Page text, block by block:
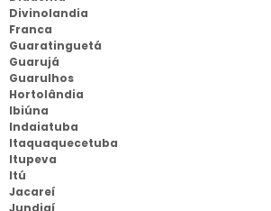
Divinolandia
Franca
Guaratinguetá
Guarujá
Guarulhos
Hortolândia
Ibiúna
Indaiatuba
Itaquaquecetuba
Itupeva
Itú
Jacareí
Jundiaí